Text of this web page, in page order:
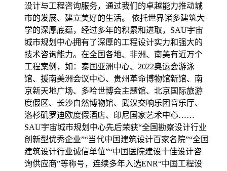
设计与工程咨询服务，通过我们的卓越能力推动城
市的发展、建立美好的生活。 依托世界诸多建筑大
学的深厚底蕴，经过多年的积累和进取，SAU宇宙
城市规划中心拥有了深厚的工程设计实力和强大的
技术咨询能力。在全国各地、非洲、南美有近万个
工程案例，如：泰国亚洲中心、2022奥运会游泳
馆、援南美洲会议中心、贵州革命博物馆新馆、南
京新天地广场、多哈世博会主题馆、北京国际旅游
度假区、长沙自然博物馆、武汉交响乐团音乐厅、
洛杉矶罗迪欧度假酒店、印尼国家艺术中心……
SAU宇宙城市规划中心先后荣获“全国勘察设计行业
创新型优秀企业”“当代中国建筑设计百家名院”“全国
建筑设计行业诚信单位”“中国医院建设十佳设计咨
询供应商”等称号，连续多年入选ENR“中国工程设